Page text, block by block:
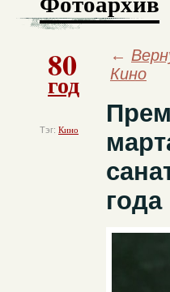
80
год
Тэг: Кино
←
Кино